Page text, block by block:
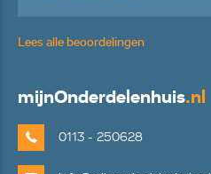
Lees alle beoordelingen
mijnOnderdelenhuis.nl
0113 - 250628